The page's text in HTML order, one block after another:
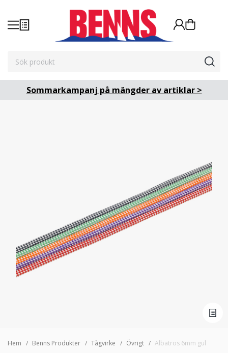
Sommarkampanj på mängder av artiklar >
Hem Benns Produkter Tågvirke Övrigt Albatros 6mm gul